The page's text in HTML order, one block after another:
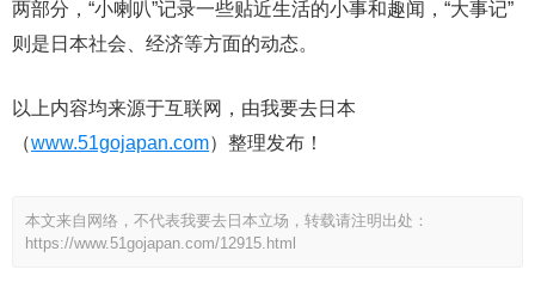
两部分，“小喇叭”记录一些贴近生活的小事和趣闻，“大事记”
则是日本社会、经济等方面的动态。
以上内容均来源于互联网，由我要去日本
（www.51gojapan.com）整理发布！
本文来自网络，不代表我要去日本立场，转载请注明出处：
https://www.51gojapan.com/12915.html